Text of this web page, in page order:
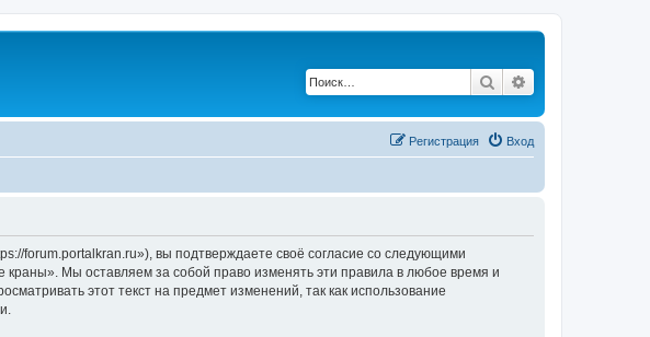
Поиск
Вход
Регистрация
forum.portalkran.ru»), вы подтверждаете своё согласие со следующими
Мы оставляем за собой право изменять эти правила в любое время и
этот текст на предмет изменений, так как использование